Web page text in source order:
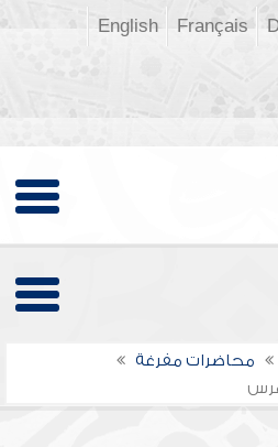
Français
English
محاضرات مفرغة